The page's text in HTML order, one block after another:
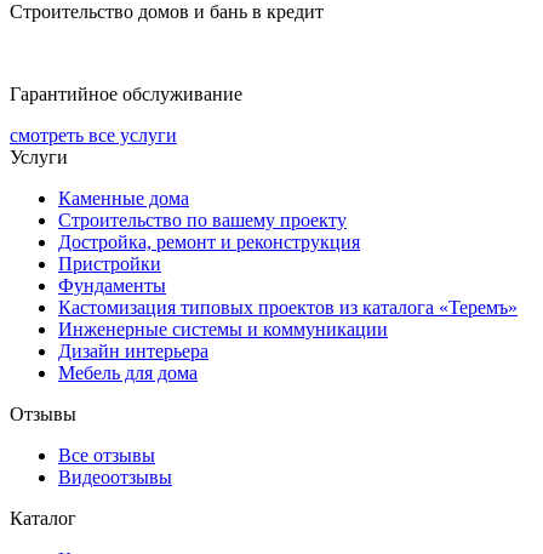
Строительство домов и бань в кредит
Гарантийное обслуживание
смотреть все услуги
Услуги
Каменные дома
Строительство по вашему проекту
Достройка, ремонт и реконструкция
Пристройки
Фундаменты
Кастомизация типовых проектов из каталога «Теремъ»
Инженерные системы и коммуникации
Дизайн интерьера
Мебель для дома
Отзывы
Все отзывы
Видеоотзывы
Каталог